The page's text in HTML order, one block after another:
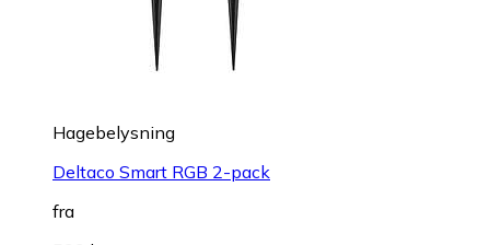
Hagebelysning
Deltaco Smart RGB 2-pack
fra